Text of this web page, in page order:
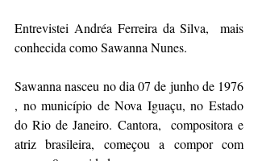
Entrevistei Andréa Ferreira da Silva,  mais
conhecida como Sawanna Nunes.
Sawanna nasceu no dia 07 de junho de 1976
, no município de Nova Iguaçu, no Estado
do Rio de Janeiro. Cantora,  compositora e
atriz brasileira, começou a compor com